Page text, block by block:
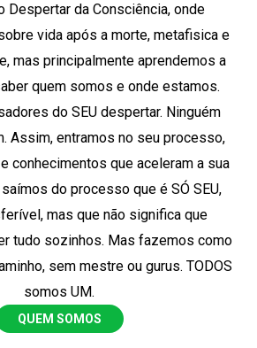
Despertar da Consciência, onde
vida após a morte, metafisica e
mas principalmente aprendemos a
quem somos e onde estamos.
do SEU despertar. Ninguém
Assim, entramos no seu processo,
conhecimentos que aceleram a sua
do processo que é SÓ SEU,
mas que não significa que
tudo sozinhos. Mas fazemos como
sem mestre ou gurus. TODOS
somos UM.
QUEM SOMOS